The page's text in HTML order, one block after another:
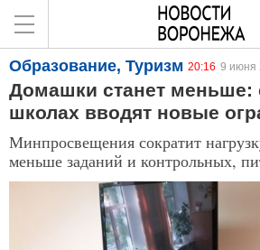
Образование, Туризм 20:16 9 июня
Домашки станет меньше:
школах вводят новые
Минпросвещения сократит
меньше заданий и контрольных,